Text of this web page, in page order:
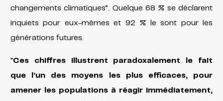
changements climatiques”. Quelque 68 % se déclarent
inquiets pour eux-mêmes et 92 % le sont pour les
générations futures.
“Ces chiffres illustrent paradoxalement le fait
que l’un des moyens les plus efficaces, pour
amener les populations à réagir immédiatement,